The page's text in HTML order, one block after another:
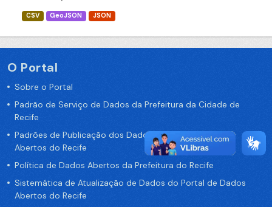
CSV GeoJSON JSON
O Portal
Sobre o Portal
Padrão de Serviço de Dados da Prefeitura da Cidade de
Recife
Padrões de Publicação dos Dados no Portal de Dados
Abertos do Recife
Política de Dados Abertos da Prefeitura do Recife
Sistemática de Atualização de Dados do Portal de Dados
Abertos do Recife